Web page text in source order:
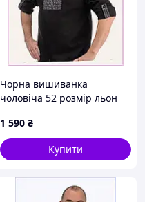
Чорна вишиванка
чоловіча 52 розмір льон
1 590 ₴
Купити